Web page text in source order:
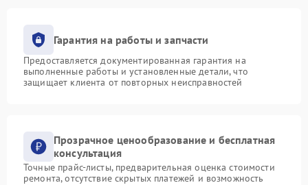
Гарантия на работы и запчасти
Предоставляется документированная гарантия на
выполненные работы и установленные детали, что
защищает клиента от повторных неисправностей
Прозрачное ценообразование и бесплатная
консультация
Точные прайс-листы, предварительная оценка стоимости
ремонта, отсутствие скрытых платежей и возможность